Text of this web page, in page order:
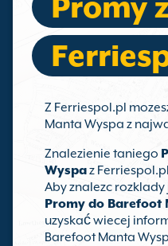
Promy z
Z Ferriespol.pl
Manta Wyspa z
Znalezienie taniego
Wyspaz
Aby znalezc
Promy do Barefoot
uzyskać wiecej
Barefoot Manta